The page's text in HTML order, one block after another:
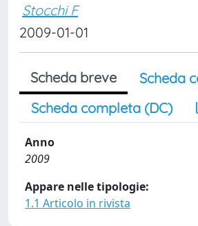
Stocchi F
2009-01-01
Scheda breve
Scheda
Scheda completa (DC)
Anno
2009
Appare nelle tipologie:
1.1 Articolo in rivista